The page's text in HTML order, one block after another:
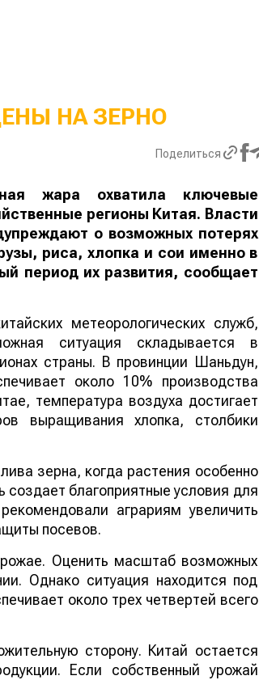
НА ЗЕРНО
Поделиться
жара охватила ключевые
регионы Китая. Власти
о возможных потерях
риса, хлопка и сои именно в
период их развития, сообщает
метеорологических служб,
ситуация складывается в
страны. В провинции Шаньдун,
около 10% производства
температура воздуха достигает
выращивания хлопка, столбики
зерна, когда растения особенно
благоприятные условия для
аграриям увеличить
посевов.
Оценить масштаб возможных
Однако ситуация находится под
около трех четвертей всего
сторону. Китай остается
Если собственный урожай